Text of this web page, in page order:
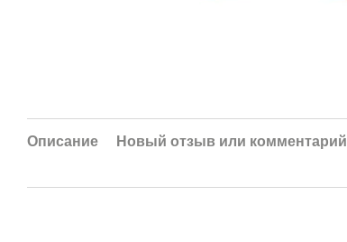
Описание Новый отзыв или комментарий